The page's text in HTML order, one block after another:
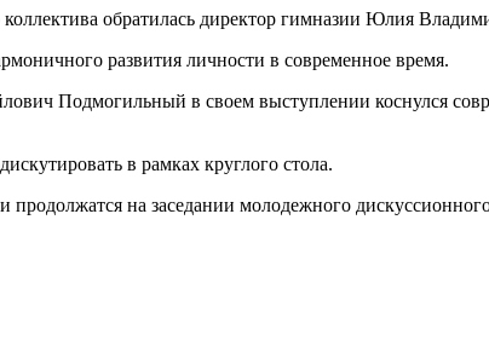
обратилась директор гимназии Юлия
развития личности в современное время.
Подмогильный в своем выступлении коснулся
в рамках круглого стола.
на заседании молодежного